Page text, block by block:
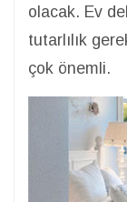
olacak. Ev
tutarlılık
çok önemli.